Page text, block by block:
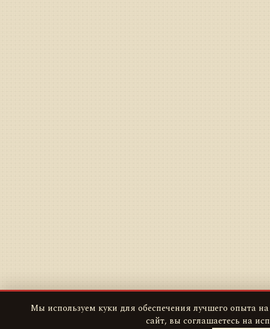
Мы используем куки для обеспечения лучшего опыта
сайт, вы соглашаетесь на